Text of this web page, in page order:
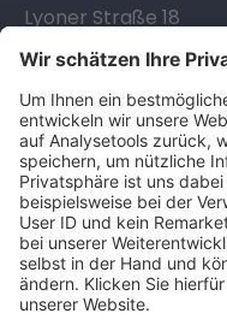
Lyoner Straße 18
60528Frankfurt am
E-Mail:
SERVICE
Info-Service
Kontakt
Anreise
FAQ